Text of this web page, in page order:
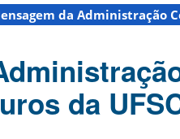
da Administração
da